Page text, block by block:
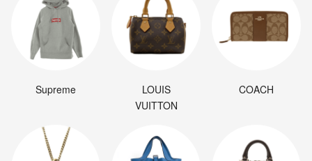
Supreme
LOUIS
VUITTON
COACH